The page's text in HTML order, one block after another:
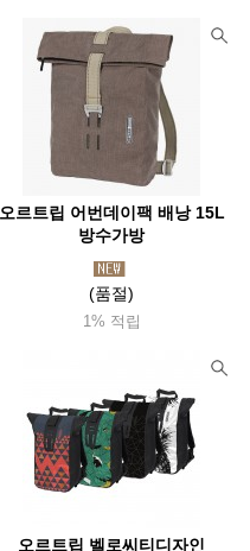
오르트립 어번데이팩 배낭 15L
방수가방
(품절)
1% 적립
오르트립 벨로씨티디자인